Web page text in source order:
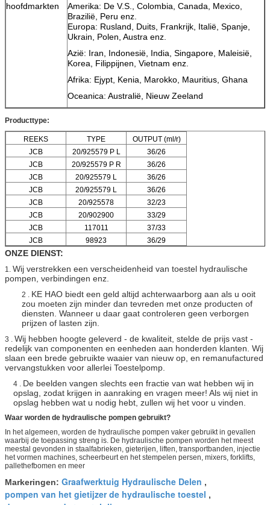
hoofdmarkten
Amerika: De V.S., Colombia, Canada, Mexico,
Brazilië, Peru enz.
Europa: Rusland, Duits, Frankrijk, Italië, Spanje,
Ukrain, Polen, Austra enz.
Azië: Iran, Indonesië, India, Singapore, Maleisië,
Korea, Filippijnen, Vietnam enz.
Afrika: Ejypt, Kenia, Marokko, Mauritius, Ghana
Oceanica: Australië, Nieuw Zeeland
Producttype:
REEKS TYPE
OUTPUT (ml/r)
JCB
20/925579 P L
36/26
JCB
20/925579 P R
36/26
JCB
20/925579 L
36/26
JCB
20/925579 L
36/26
JCB
20/925578
32/23
JCB
20/902900
33/29
JCB
117011
37/33
JCB
98923 36/29
ONZE DIENST:
1. Wij verstrekken een verscheidenheid van toestel hydraulische
pompen, verbindingen enz.
2 . KE HAO biedt een geld altijd achterwaarborg aan als u ooit
zou moeten zijn minder dan tevreden met onze producten of
diensten. Wanneer u daar gaat controleren geen verborgen
prijzen of lasten zijn.
3 . Wij hebben hoogte geleverd - de kwaliteit, stelde de prijs vast -
redelijk van componenten en eenheden aan honderden klanten. Wij
slaan een brede gebruikte waaier van nieuw op, en remanufactured
vervangstukken voor allerlei Toestelpomp.
4 . De beelden vangen slechts een fractie van wat hebben wij in
opslag, zodat krijgen in aanraking en vragen meer! Als wij niet in
opslag hebben wat u nodig hebt, zullen wij het voor u vinden.
Waar worden de hydraulische pompen gebruikt?
In het algemeen, worden de hydraulische pompen vaker gebruikt in gevallen
waarbij de toepassing streng is. De hydraulische pompen worden het meest
meestal gevonden in staalfabrieken, gieterijen, liften, transportbanden, injectie
het vormen machines, scheerbeurt en het stempelen persen, mixers, forklifts,
pallethefbomen en meer
Markeringen: Graafwerktuig Hydraulische Delen ,
pompen van het gietijzer de hydraulische toestel ,